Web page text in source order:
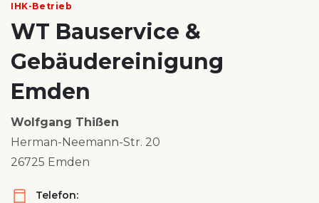
IHK-Betrieb
WT Bauservice &
Gebäudereinigung
Emden
Wolfgang Thißen
Herman-Neemann-Str. 20
26725 Emden
Telefon: